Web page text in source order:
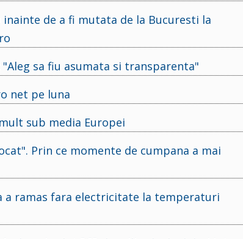
de a fi mutata de la Bucuresti la
sa fiu asumata si transparenta"
net pe luna
sub media Europei
Prin ce momente de cumpana a mai
a ramas fara electricitate la temperaturi